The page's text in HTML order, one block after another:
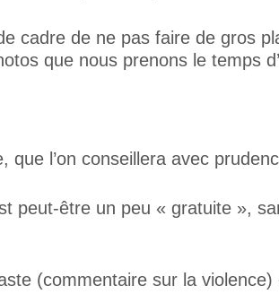
cadre de ne pas faire de gros
que nous prenons le temps
l’on conseillera avec
peut-être un peu « gratuite »,
(commentaire sur la violence)